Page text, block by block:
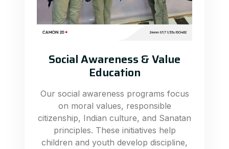
Social Awareness & Value
Education
Our social awareness programs focus
on moral values, responsible
citizenship, Indian culture, and Sanatan
principles. These initiatives help
children and youth develop discipline,